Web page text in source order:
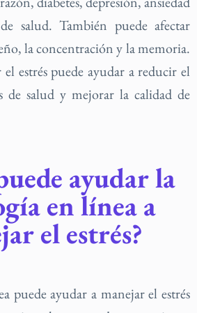
salud. También puede afectar
la concentración y la memoria.
estrés puede ayudar a reducir el
de salud y mejorar la calidad de
ayudar la
en línea a
el estrés?
puede ayudar a manejar el estrés